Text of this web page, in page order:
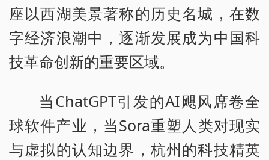
座以西湖美景著称的历史名城，在数
字经济浪潮中，逐渐发展成为中国科
技革命创新的重要区域。
当ChatGPT引发的AI飓风席卷全
球软件产业，当Sora重塑人类对现实
与虚拟的认知边界，杭州的科技精英